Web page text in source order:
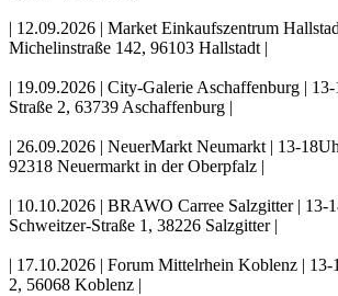
| 12.09.2026 | Market Einkaufszentrum
Michelinstraße 142, 96103 Hallstadt |
| 19.09.2026 | City-Galerie Aschaffenburg |
Straße 2, 63739 Aschaffenburg |
| 26.09.2026 | NeuerMarkt Neumarkt | 13-
92318 Neuermarkt in der Oberpfalz |
| 10.10.2026 | BRAWO Carree Salzgitter | 13-
Schweitzer-Straße 1, 38226 Salzgitter |
| 17.10.2026 | Forum Mittelrhein Koblenz |
2, 56068 Koblenz |